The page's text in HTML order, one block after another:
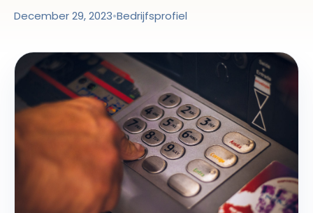
December 29, 2023•Bedrijfsprofiel